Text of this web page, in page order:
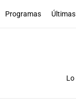
Programas
Lo